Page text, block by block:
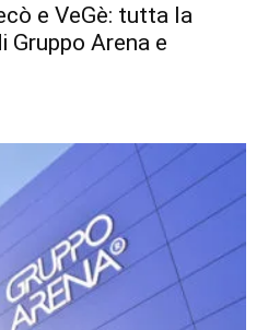
e VeGè: tutta la
Arena e